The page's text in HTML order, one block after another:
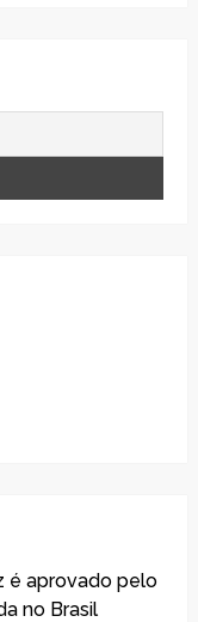
é aprovado pelo
no Brasil